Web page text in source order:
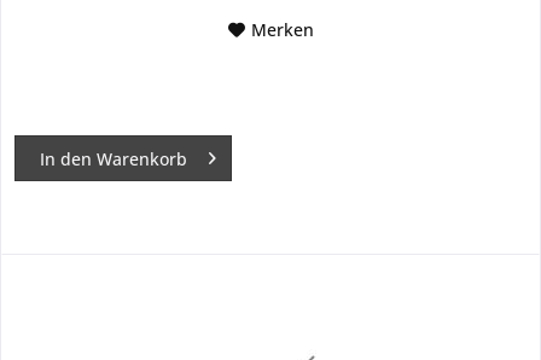
Merken
In den Warenkorb